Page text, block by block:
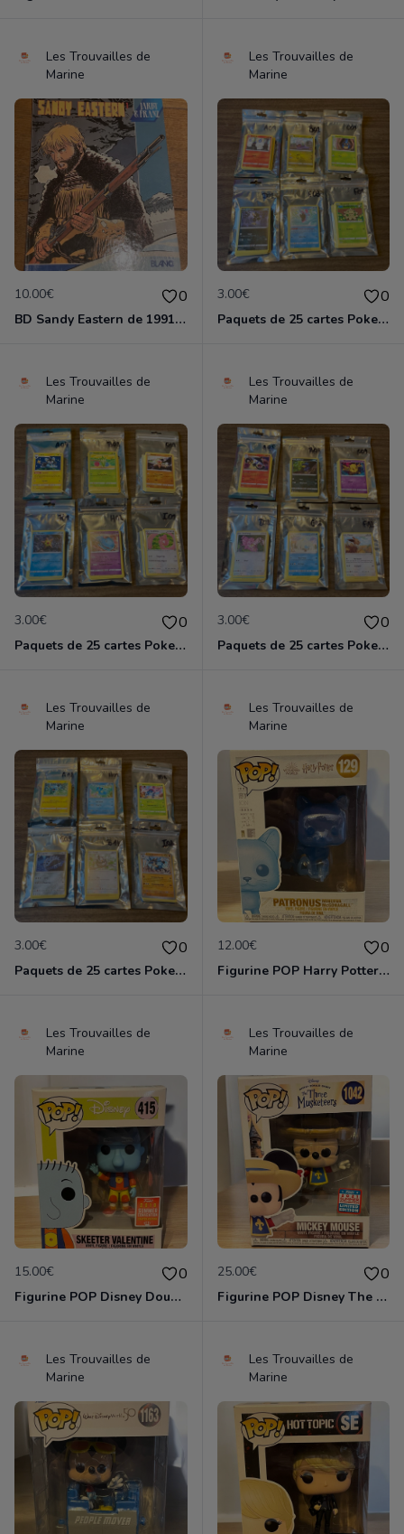
Les Trouvailles de
Marine
10.00€ 0
BD Sandy Eastern de 1991 en tres bon etat
Les Trouvailles de
Marine
3.00€ 0
Paquets de 25 cartes Pokemon etat comme neuf
Les Trouvailles de
Marine
3.00€ 0
Paquets de 25 cartes Pokemon etat comme neuf
Les Trouvailles de
Marine
3.00€ 0
Paquets de 25 cartes Pokemon etat comme neuf
Les Trouvailles de
Marine
3.00€ 0
Paquets de 25 cartes Pokemon etat comme neuf
Les Trouvailles de
Marine
12.00€ 0
Figurine POP Harry Potter 129 Patronus Minerva Mc Gonagall neuve non deboxee
Les Trouvailles de
Marine
15.00€ 0
Figurine POP Disney Doug 415 Skeeter Valentine 2018 Summer Limited Edition neuve non deboxee
Les Trouvailles de
Marine
25.00€ 0
Figurine POP Disney The Three Musketeers 1042 Mickey Mouse neuve non deboxee
Les Trouvailles de
Marine
Les Trouvailles de
Marine